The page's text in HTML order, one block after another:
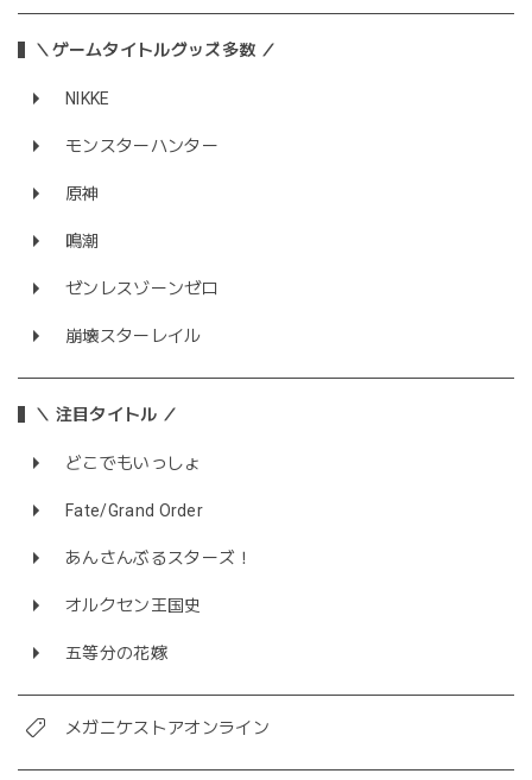
＼ゲームタイトルグッズ多数 ／
NIKKE
モンスターハンター
原神
鳴潮
ゼンレスゾーンゼロ
崩壊スターレイル
＼ 注目タイトル ／
どこでもいっしょ
Fate/Grand Order
あんさんぶるスターズ！
オルクセン王国史
五等分の花嫁
メガニケストアオンライン